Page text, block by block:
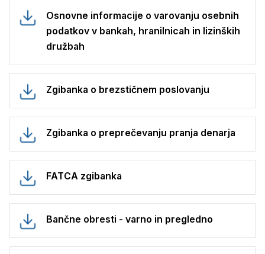
Osnovne informacije o varovanju osebnih
podatkov v bankah, hranilnicah in lizinških
družbah
Zgibanka o brezstičnem poslovanju
Zgibanka o preprečevanju pranja denarja
FATCA zgibanka
Bančne obresti - varno in pregledno